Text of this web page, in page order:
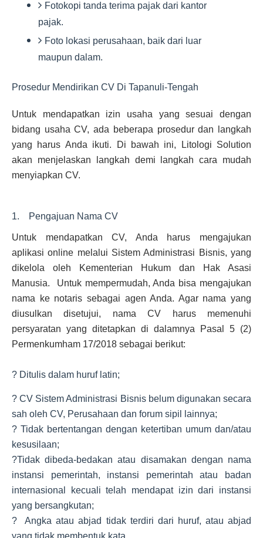
Fotokopi tanda terima pajak dari kantor
pajak.
Foto lokasi perusahaan, baik dari luar
maupun dalam.
Prosedur Mendirikan CV Di Tapanuli-Tengah
Untuk mendapatkan izin usaha yang sesuai dengan
bidang usaha CV, ada beberapa prosedur dan langkah
yang harus Anda ikuti. Di bawah ini, Litologi Solution
akan menjelaskan langkah demi langkah cara mudah
menyiapkan CV.
1. Pengajuan Nama CV
Untuk mendapatkan CV, Anda harus mengajukan
aplikasi online melalui Sistem Administrasi Bisnis, yang
dikelola oleh Kementerian Hukum dan Hak Asasi
Manusia. Untuk mempermudah, Anda bisa mengajukan
nama ke notaris sebagai agen Anda. Agar nama yang
diusulkan disetujui, nama CV harus memenuhi
persyaratan yang ditetapkan di dalamnya Pasal 5 (2)
Permenkumham 17/2018 sebagai berikut:
? Ditulis dalam huruf latin;
? CV Sistem Administrasi Bisnis belum digunakan secara
sah oleh CV, Perusahaan dan forum sipil lainnya;
? Tidak bertentangan dengan ketertiban umum dan/atau
kesusilaan;
?Tidak dibeda-bedakan atau disamakan dengan nama
instansi pemerintah, instansi pemerintah atau badan
internasional kecuali telah mendapat izin dari instansi
yang bersangkutan;
? Angka atau abjad tidak terdiri dari huruf, atau abjad